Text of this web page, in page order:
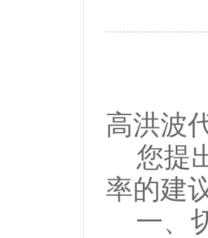
高洪波
您提
率的建
一、